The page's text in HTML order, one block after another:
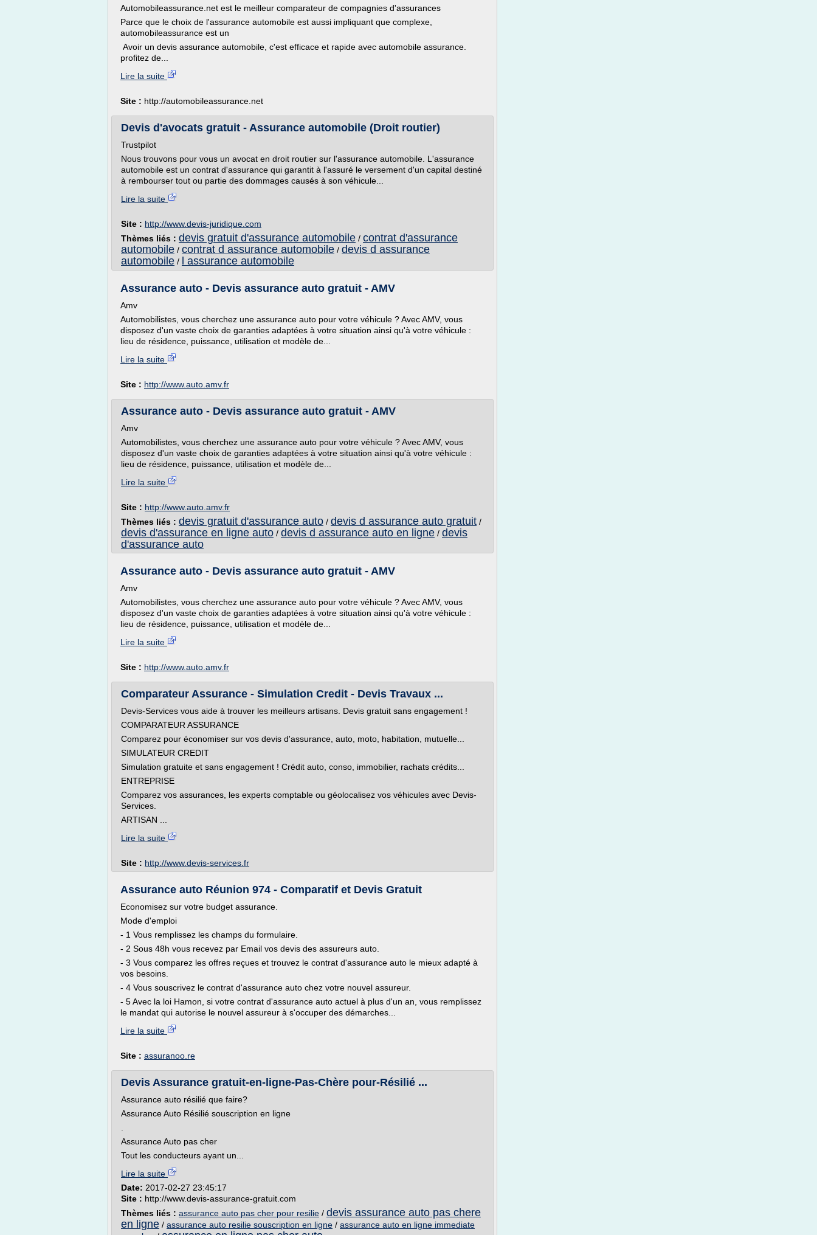
Automobileassurance.net est le meilleur comparateur de compagnies d'assurances
Parce que le choix de l'assurance automobile est aussi impliquant que complexe,
automobileassurance est un
Avoir un devis assurance automobile, c'est efficace et rapide avec automobile assurance.
profitez de...
Lire la suite
Site : http://automobileassurance.net
Devis d'avocats gratuit - Assurance automobile (Droit routier)
Trustpilot
Nous trouvons pour vous un avocat en droit routier sur l'assurance automobile. L'assurance
automobile est un contrat d'assurance qui garantit à l'assuré le versement d'un capital destiné
à rembourser tout ou partie des dommages causés à son véhicule...
Lire la suite
Site : http://www.devis-juridique.com
Thèmes liés : devis gratuit d'assurance automobile / contrat d'assurance
automobile / contrat d assurance automobile / devis d assurance
automobile / l assurance automobile
Assurance auto - Devis assurance auto gratuit - AMV
Amv
Automobilistes, vous cherchez une assurance auto pour votre véhicule ? Avec AMV, vous
disposez d'un vaste choix de garanties adaptées à votre situation ainsi qu'à votre véhicule :
lieu de résidence, puissance, utilisation et modèle de...
Lire la suite
Site : http://www.auto.amv.fr
Assurance auto - Devis assurance auto gratuit - AMV
Amv
Automobilistes, vous cherchez une assurance auto pour votre véhicule ? Avec AMV, vous
disposez d'un vaste choix de garanties adaptées à votre situation ainsi qu'à votre véhicule :
lieu de résidence, puissance, utilisation et modèle de...
Lire la suite
Site : http://www.auto.amv.fr
Thèmes liés : devis gratuit d'assurance auto / devis d assurance auto gratuit /
devis d'assurance en ligne auto / devis d assurance auto en ligne / devis
d'assurance auto
Assurance auto - Devis assurance auto gratuit - AMV
Amv
Automobilistes, vous cherchez une assurance auto pour votre véhicule ? Avec AMV, vous
disposez d'un vaste choix de garanties adaptées à votre situation ainsi qu'à votre véhicule :
lieu de résidence, puissance, utilisation et modèle de...
Lire la suite
Site : http://www.auto.amv.fr
Comparateur Assurance - Simulation Credit - Devis Travaux ...
Devis-Services vous aide à trouver les meilleurs artisans. Devis gratuit sans engagement !
COMPARATEUR ASSURANCE
Comparez pour économiser sur vos devis d'assurance, auto, moto, habitation, mutuelle...
SIMULATEUR CREDIT
Simulation gratuite et sans engagement ! Crédit auto, conso, immobilier, rachats crédits...
ENTREPRISE
Comparez vos assurances, les experts comptable ou géolocalisez vos véhicules avec Devis-
Services.
ARTISAN ...
Lire la suite
Site : http://www.devis-services.fr
Assurance auto Réunion 974 - Comparatif et Devis Gratuit
Economisez sur votre budget assurance.
Mode d'emploi
- 1 Vous remplissez les champs du formulaire.
- 2 Sous 48h vous recevez par Email vos devis des assureurs auto.
- 3 Vous comparez les offres reçues et trouvez le contrat d'assurance auto le mieux adapté à
vos besoins.
- 4 Vous souscrivez le contrat d'assurance auto chez votre nouvel assureur.
- 5 Avec la loi Hamon, si votre contrat d'assurance auto actuel à plus d'un an, vous remplissez
le mandat qui autorise le nouvel assureur à s'occuper des démarches...
Lire la suite
Site : assuranoo.re
Devis Assurance gratuit-en-ligne-Pas-Chère pour-Résilié ...
Assurance auto résilié que faire?
Assurance Auto Résilié souscription en ligne
Assurance Auto pas cher
Tout les conducteurs ayant un...
Lire la suite
Date: 2017-02-27 23:45:17
Site : http://www.devis-assurance-gratuit.com
Thèmes liés : assurance auto pas cher pour resilie / devis assurance auto pas chere
en ligne / assurance auto resilie souscription en ligne / assurance auto en ligne immediate